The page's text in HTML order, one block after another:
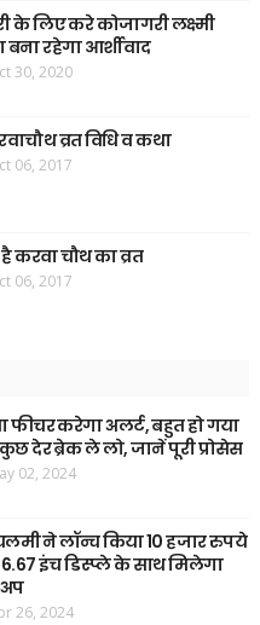
के लिए करे कोजागरी लक्ष्मी
बना रहेगा आर्शीवाद
30, 2020
व्रत विधि व कथा
06, 2017
करवा चौथ का व्रत
06, 2017
फीचर करेगा अलर्ट, बहुत हो गया
देर ब्रेक ले लो, जानें पूरी प्रोसेस
02, 2024
ने लॉन्च किया 10 हजार रुपये
इंच डिस्प्ले के साथ मिलेगा
26, 2024